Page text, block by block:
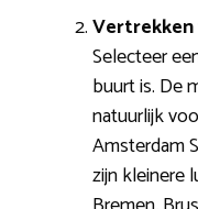
Selecteer
buurt is. De
natuurlijk
Amsterdam
zijn kleinere